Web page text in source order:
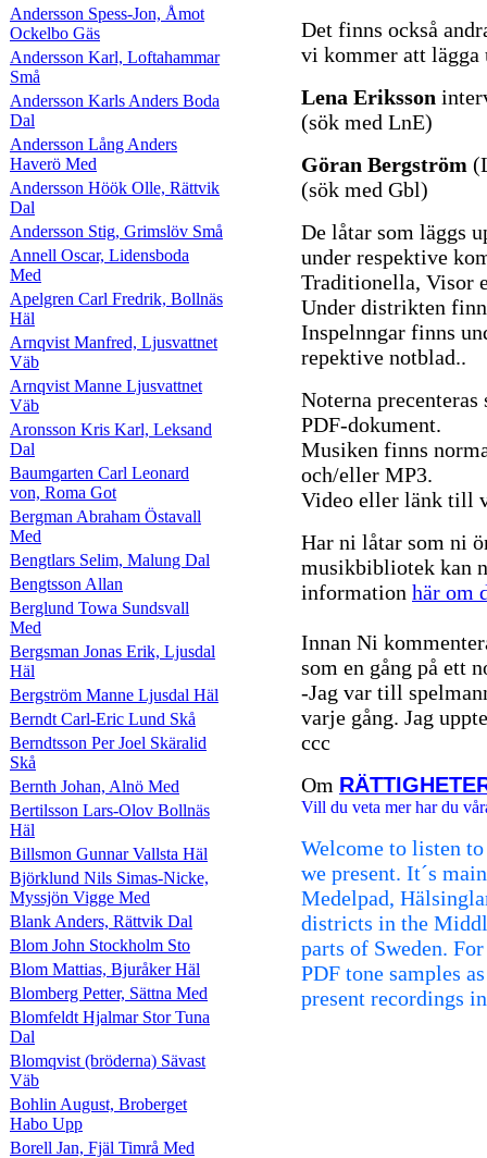
Andersson Spess-Jon, Åmot
Ockelbo Gäs
Andersson Karl, Loftahammar
Små
Andersson Karls Anders Boda
Dal
Andersson Lång Anders
Haverö Med
Andersson Höök Olle, Rättvik
Dal
Andersson Stig, Grimslöv Små
Annell Oscar, Lidensboda
Med
Apelgren Carl Fredrik, Bollnäs
Häl
Arnqvist Manfred, Ljusvattnet
Väb
Arnqvist Manne Ljusvattnet
Väb
Aronsson Kris Karl, Leksand
Dal
Baumgarten Carl Leonard
von, Roma Got
Bergman Abraham Östavall
Med
Bengtlars Selim, Malung Dal
Bengtsson Allan
Berglund Towa Sundsvall
Med
Bergsman Jonas Erik, Ljusdal
Häl
Bergström Manne Ljusdal Häl
Berndt Carl-Eric Lund Skå
Berndtsson Per Joel Skäralid
Skå
Bernth Johan, Alnö Med
Bertilsson Lars-Olov Bollnäs
Häl
Billsmon Gunnar Vallsta Häl
Björklund Nils Simas-Nicke,
Myssjön Vigge Med
Blank Anders, Rättvik Dal
Blom John Stockholm Sto
Blom Mattias, Bjuråker Häl
Blomberg Petter, Sättna Med
Blomfeldt Hjalmar Stor Tuna
Dal
Blomqvist (bröderna) Sävast
Väb
Bohlin August, Broberget
Habo Upp
Borell Jan, Fjäl Timrå Med
Det finns också
vi kommer att lägga
Lena Eriksson
(sök med LnE)
Göran Bergström
(sök med Gbl)
De låtar som läggs
under respektive
Traditionella, Visor
Under distrikten
Inspelnngar finns
repektive notblad..
Noterna
PDF-dokument.
Musiken finns
och/eller MP3.
Video eller länk till
Har ni låtar som ni
musikbibliotek kan
information här om
Innan Ni
som en gång på ett
-Jag var till
varje gång. Jag
ccc
Om
Vill du veta mer har du
Welcome to listen
we present. It´s
Medelpad,
districts in the
parts of Sweden.
PDF tone samples
present recordings